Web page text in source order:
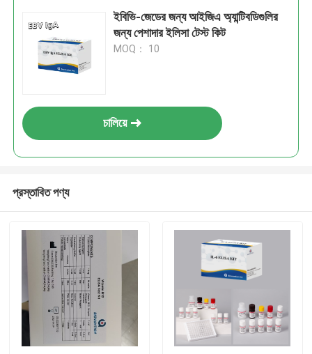
ইবিভি-জেডের জন্য আইজিএ অ্যান্টিবডিগুলির
জন্য পেশাদার ইলিসা টেস্ট কিট
MOQ： 10
চালিয়ে
প্রস্তাবিত পণ্য